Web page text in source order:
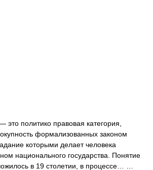
это политико правовая категория,
формализованных законом
которыми делает человека
национального государства. Понятие
в 19 столетии, в процессе… …